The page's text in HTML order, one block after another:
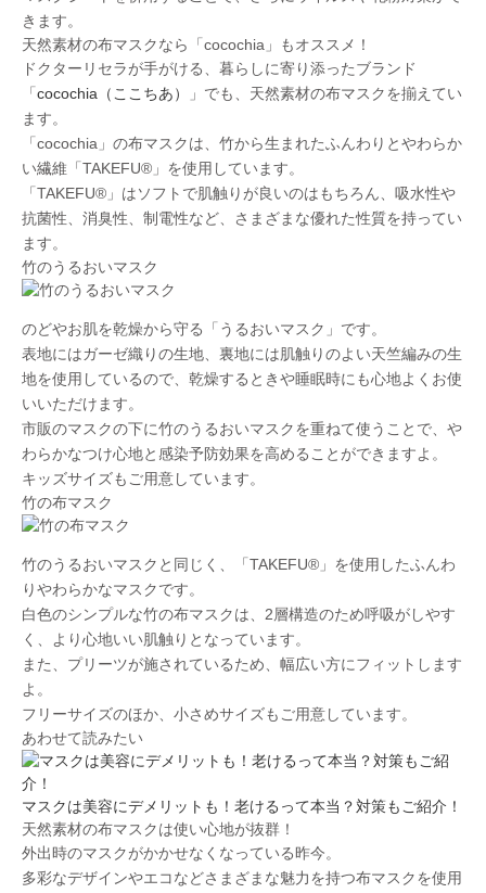
きます。
天然素材の布マスクなら「cocochia」もオススメ！
ドクターリセラが手がける、暮らしに寄り添ったブランド
「 cocochia（ここちあ）
」でも、天然素材の布マスクを揃えてい
ます。
「cocochia」の布マスクは、竹から生まれたふんわりとやわらか
い繊維 「TAKEFU®︎」 を使用しています。
「TAKEFU®︎」はソフトで肌触りが良いのはもちろん、吸水性や
抗菌性、消臭性、制電性など、さまざまな優れた性質を持ってい
ます。
竹のうるおいマスク
のどやお肌を乾燥から守る 「うるおいマスク」 です。
表地にはガーゼ織りの生地、裏地には肌触りのよい天竺編みの生
地を使用しているので、乾燥するときや睡眠時にも心地よくお使
いいただけます。
市販のマスクの下に竹のうるおいマスクを重ねて使うことで、や
わらかなつけ心地と感染予防効果を高めることができますよ。
キッズサイズもご用意しています。
竹の布マスク
竹のうるおいマスクと同じく、「TAKEFU®︎」を使用したふんわ
りやわらかなマスクです。
白色のシンプルな竹の布マスクは、2層構造のため呼吸がしやす
く、より心地いい肌触り となっています。
また、プリーツが施されているため、幅広い方にフィットします
よ。
フリーサイズのほか、 小さめサイズもご用意しています。
あわせて読みたい
マスクは美容にデメリットも！老けるって本当？対策もご紹介！
天然素材の布マスクは使い心地が抜群！
外出時のマスクがかかせなくなっている昨今。
多彩なデザインやエコなどさまざまな魅力を持つ布マスクを使用